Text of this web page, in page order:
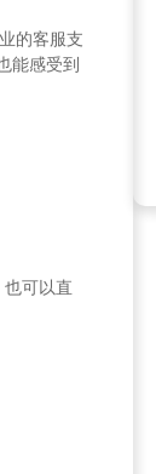
的客服支
能感受到
可以直